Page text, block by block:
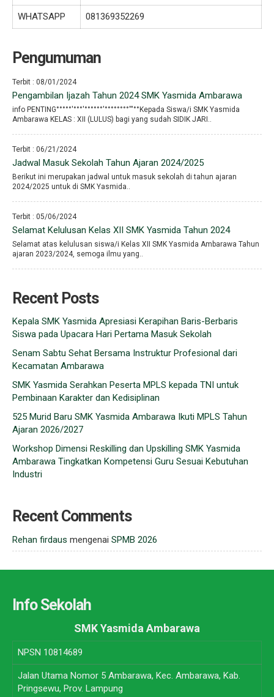
WHATSAPP 081369352269
Pengumuman
Terbit : 08/01/2024
Pengambilan Ijazah Tahun 2024 SMK Yasmida Ambarawa
info PENTING°°°°°′°°°′°°°°°°′°°°°°°°°′′′°°Kepada Siswa/i SMK Yasmida
Ambarawa KELAS : XII (LULUS) bagi yang sudah SIDIK JARI..
Terbit : 06/21/2024
Jadwal Masuk Sekolah Tahun Ajaran 2024/2025
Berikut ini merupakan jadwal untuk masuk sekolah di tahun ajaran
2024/2025 untuk di SMK Yasmida..
Terbit : 05/06/2024
Selamat Kelulusan Kelas XII SMK Yasmida Tahun 2024
Selamat atas kelulusan siswa/i Kelas XII SMK Yasmida Ambarawa Tahun
ajaran 2023/2024, semoga ilmu yang..
Recent Posts
Kepala SMK Yasmida Apresiasi Kerapihan Baris-Berbaris
Siswa pada Upacara Hari Pertama Masuk Sekolah
Senam Sabtu Sehat Bersama Instruktur Profesional dari
Kecamatan Ambarawa
SMK Yasmida Serahkan Peserta MPLS kepada TNI untuk
Pembinaan Karakter dan Kedisiplinan
525 Murid Baru SMK Yasmida Ambarawa Ikuti MPLS Tahun
Ajaran 2026/2027
Workshop Dimensi Reskilling dan Upskilling SMK Yasmida
Ambarawa Tingkatkan Kompetensi Guru Sesuai Kebutuhan
Industri
Recent Comments
Rehan firdaus mengenai SPMB 2026
Info Sekolah
SMK Yasmida Ambarawa
NPSN 10814689
Jalan Utama Nomor 5 Ambarawa, Kec. Ambarawa, Kab.
Pringsewu, Prov. Lampung